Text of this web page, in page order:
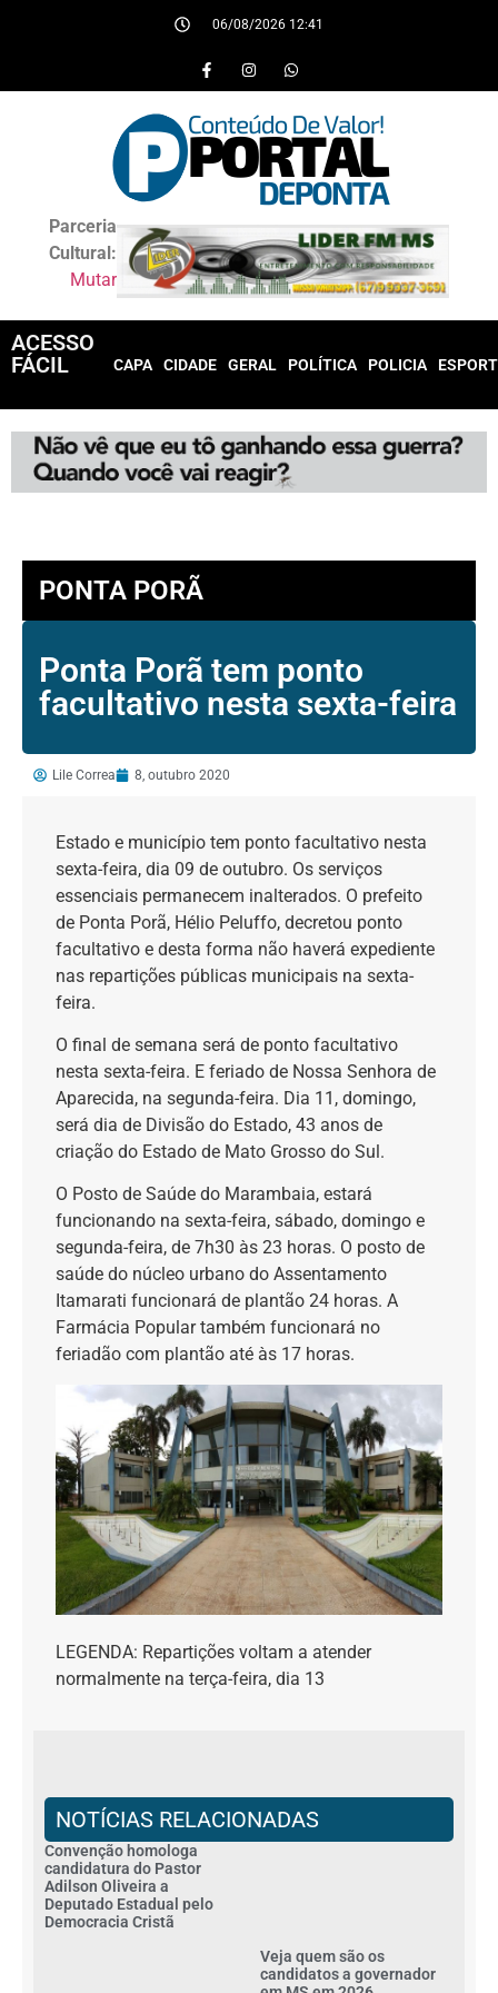
06/08/2026 12:41
Parceria
Cultural:
Mutar
ACESSO
FÁCIL
CAPA CIDADE GERAL POLÍTICA POLICIA
PONTA PORÃ
Ponta Porã tem ponto
facultativo nesta sexta-feira
Lile Correa 8, outubro 2020
Estado e município tem ponto facultativo nesta
sexta-feira, dia 09 de outubro. Os serviços
essenciais permanecem inalterados. O prefeito
de Ponta Porã, Hélio Peluffo, decretou ponto
facultativo e desta forma não haverá expediente
nas repartições públicas municipais na sexta-
feira.
O final de semana será de ponto facultativo
nesta sexta-feira. E feriado de Nossa Senhora de
Aparecida, na segunda-feira. Dia 11, domingo,
será dia de Divisão do Estado, 43 anos de
criação do Estado de Mato Grosso do Sul.
O Posto de Saúde do Marambaia, estará
funcionando na sexta-feira, sábado, domingo e
segunda-feira, de 7h30 às 23 horas. O posto de
saúde do núcleo urbano do Assentamento
Itamarati funcionará de plantão 24 horas. A
Farmácia Popular também funcionará no
feriadão com plantão até às 17 horas.
LEGENDA: Repartições voltam a atender
normalmente na terça-feira, dia 13
NOTÍCIAS RELACIONADAS
Convenção homologa
candidatura do Pastor
Adilson Oliveira a
Deputado Estadual pelo
Democracia Cristã
Veja quem são os
candidatos a governador